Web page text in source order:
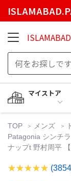
マイストア
TOP メンズ
Patagonia シンチ
ナップt 野村周平 【